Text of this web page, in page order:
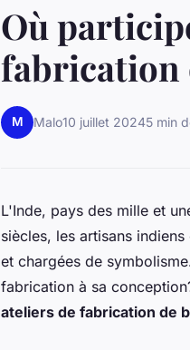
Où
fabrication
M Malo10 juillet 20245 min
L'Inde, pays des mille et
siècles, les artisans
et chargées de
fabrication à sa
ateliers de fabrication de